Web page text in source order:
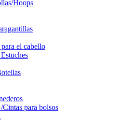
Hoops
el cabello
Cintas para bolsos